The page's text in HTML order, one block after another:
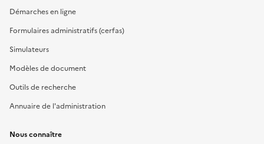
Démarches en ligne
Formulaires administratifs (cerfas)
Simulateurs
Modèles de document
Outils de recherche
Annuaire de l'administration
Nous connaître